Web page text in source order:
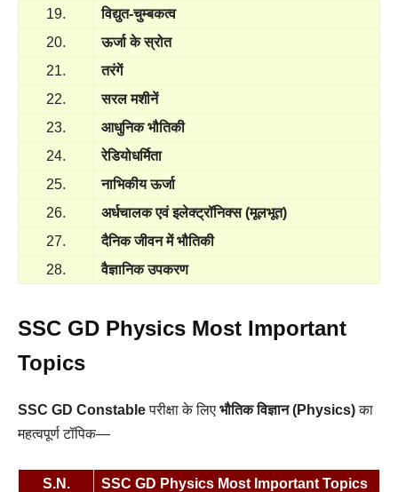
19.
विद्युत-चुम्बकत्व
20.
ऊर्जा के स्रोत
21.
तरंगें
22.
सरल मशीनें
23.
आधुनिक भौतिकी
24.
रेडियोधर्मिता
25.
नाभिकीय ऊर्जा
26.
अर्धचालक एवं इलेक्ट्रॉनिक्स (मूलभूत)
27.
दैनिक जीवन में भौतिकी
28.
वैज्ञानिक उपकरण
SSC GD Physics Most Important
Topics
SSC GD Constableपरीक्षा के लिए भौतिक विज्ञान (Physics)का
महत्वपूर्ण टॉपिक—
S.N.
SSC GD Physics Most Important Topics